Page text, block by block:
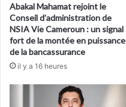
Abakal Mahamat rejoint le
Conseil d’administration de
NSIA Vie Cameroun : un signal
fort de la montée en puissance
de la bancassurance
il y a 16 heures